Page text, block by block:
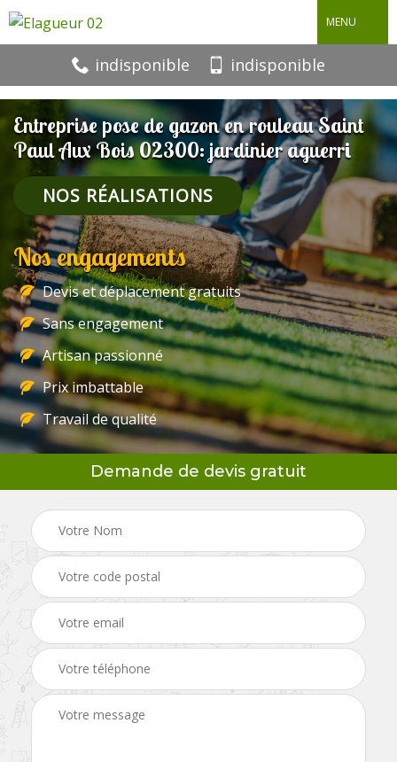
MENU
indisponible indisponible
Entreprise pose de gazon en rouleau Saint
Paul Aux Bois 02300: jardinier aguerri
NOS RÉALISATIONS
Nos engagements
Devis et déplacement gratuits
Sans engagement
Artisan passionné
Prix imbattable
Travail de qualité
Demande de devis gratuit